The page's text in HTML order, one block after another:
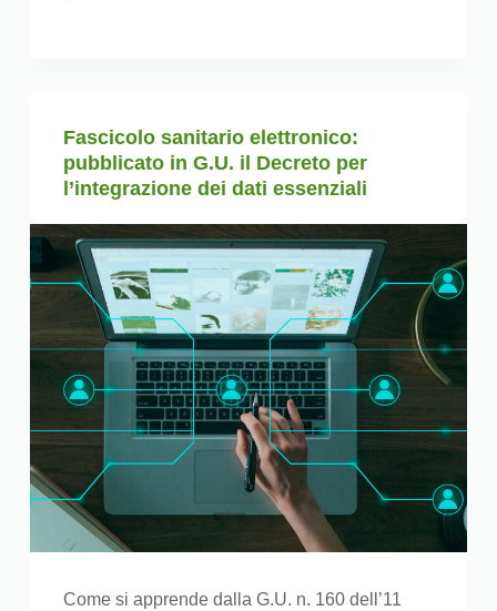
Fascicolo sanitario elettronico:
pubblicato in G.U. il Decreto per
l’integrazione dei dati essenziali
Come si apprende dalla G.U. n. 160 dell’11